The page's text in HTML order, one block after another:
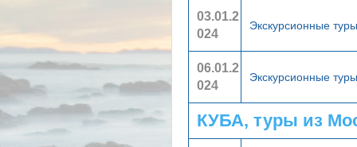
03.01.2
024
Экскурсионные
06.01.2
024
Экскурсионные
КУБА, туры из